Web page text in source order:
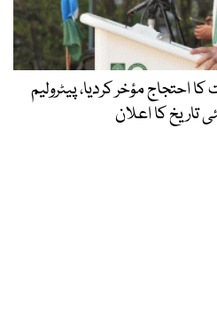
نے 9 اگست کا احتجاج مؤخر کردیا، پیٹرولیم
تاریخ کا اعلان